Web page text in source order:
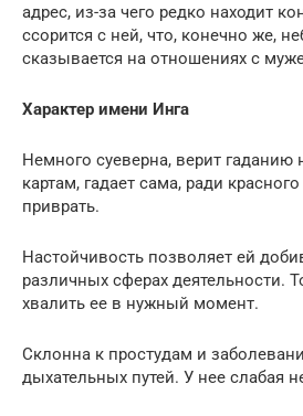
адрес, из-за чего редко находит
ссорится с ней, что, конечно же,
сказывается на отношениях с
Характер имени Инга
Немного суеверна, верит гаданию
картам, гадает сама, ради
приврать.
Настойчивость позволяет ей
различных сферах деятельности.
хвалить ее в нужный момент.
Склонна к простудам и
дыхательных путей. У нее слабая